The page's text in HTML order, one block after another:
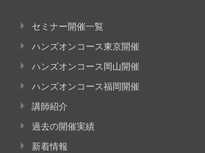
セミナー開催一覧
ハンズオンコース東京開催
ハンズオンコース岡山開催
ハンズオンコース福岡開催
講師紹介
過去の開催実績
新着情報